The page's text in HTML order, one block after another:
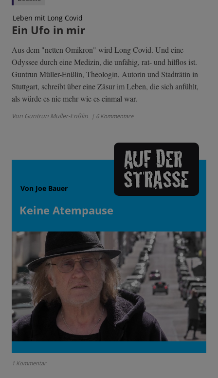
Leben mit Long Covid
Ein Ufo in mir
Aus dem "netten Omikron" wird Long Covid. Und eine
Odyssee durch eine Medizin, die unfähig, rat- und hilflos ist.
Guntrun Müller-Enßlin, Theologin, Autorin und Stadträtin in
Stuttgart, schreibt über eine Zäsur im Leben, die sich anfühlt,
als würde es nie mehr wie es einmal war.
Von Guntrun Müller-Enßlin | 6 Kommentare
Von Joe Bauer
Keine Atempause
1 Kommentar